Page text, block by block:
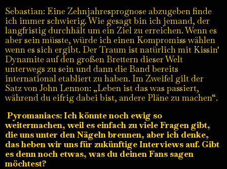
Sebastian: Eine Zehnjahresprognose abzugeben finde
ich immer schwierig. Wie gesagt bin ich jemand, der
langfristig durchhält um ein Ziel zu erreichen. Wenn es
aber sein müsste, würde ich einen Kompromiss wählen
wenn es sich ergibt. Der Traum ist natürlich mit Kissin‘
Dynamite auf den großen Brettern dieser Welt
unterwegs zu sein und dann die Band bereits
international etabliert zu haben. Im Zweifel gilt der
Satz von John Lennon: „Leben ist das was passiert,
während du eifrig dabei bist, andere Pläne zu machen“.
Pyromaniacs: Ich könnte noch ewig so
weitermachen, weil es einfach zu viele Fragen gibt,
die uns unter den Nägeln brennen, aber ich denke,
das heben wir uns für zukünftige Interviews auf. Gibt
es denn noch etwas, was du deinen Fans sagen
möchtest?